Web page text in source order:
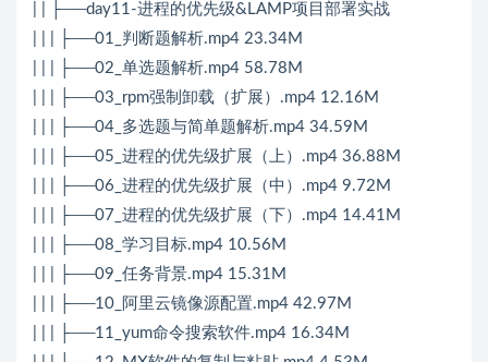
| | ├──day11-进程的优先级&LAMP项目部署实战
| | | ├──01_判断题解析.mp4 23.34M
| | | ├──02_单选题解析.mp4 58.78M
| | | ├──03_rpm强制卸载（扩展）.mp4 12.16M
| | | ├──04_多选题与简单题解析.mp4 34.59M
| | | ├──05_进程的优先级扩展（上）.mp4 36.88M
| | | ├──06_进程的优先级扩展（中）.mp4 9.72M
| | | ├──07_进程的优先级扩展（下）.mp4 14.41M
| | | ├──08_学习目标.mp4 10.56M
| | | ├──09_任务背景.mp4 15.31M
| | | ├──10_阿里云镜像源配置.mp4 42.97M
| | | ├──11_yum命令搜索软件.mp4 16.34M